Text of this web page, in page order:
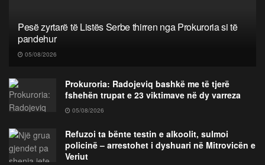
Pesë zyrtarë të Listës Serbe thirren nga Prokuroria si të
pandehur
05/08/2026
Prokuroria: Radojeviq bashkë me të tjerë
fshehën trupat e 23 viktimave në dy varreza
05/08/2026
Refuzoi ta bënte testin e alkoolit, sulmoi
policinë – arrestohet i dyshuari në Mitrovicën e
Veriut